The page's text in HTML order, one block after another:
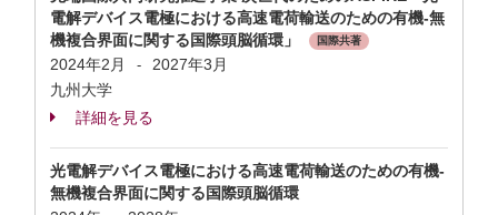
電解デバイス電極における高速電荷輸送のための有機-無
機複合界面に関する国際頭脳循環」
国際共著
2024年2月 -
2027年3月
九州大学
詳細を見る
光電解デバイス電極における高速電荷輸送のための有機-
無機複合界面に関する国際頭脳循環